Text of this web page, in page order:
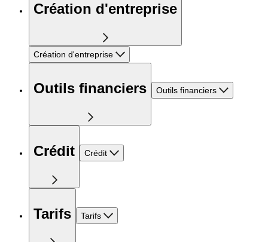
Création d'entreprise
Création d'entreprise
Outils financiers Outils financiers
Crédit Crédit
Tarifs Tarifs